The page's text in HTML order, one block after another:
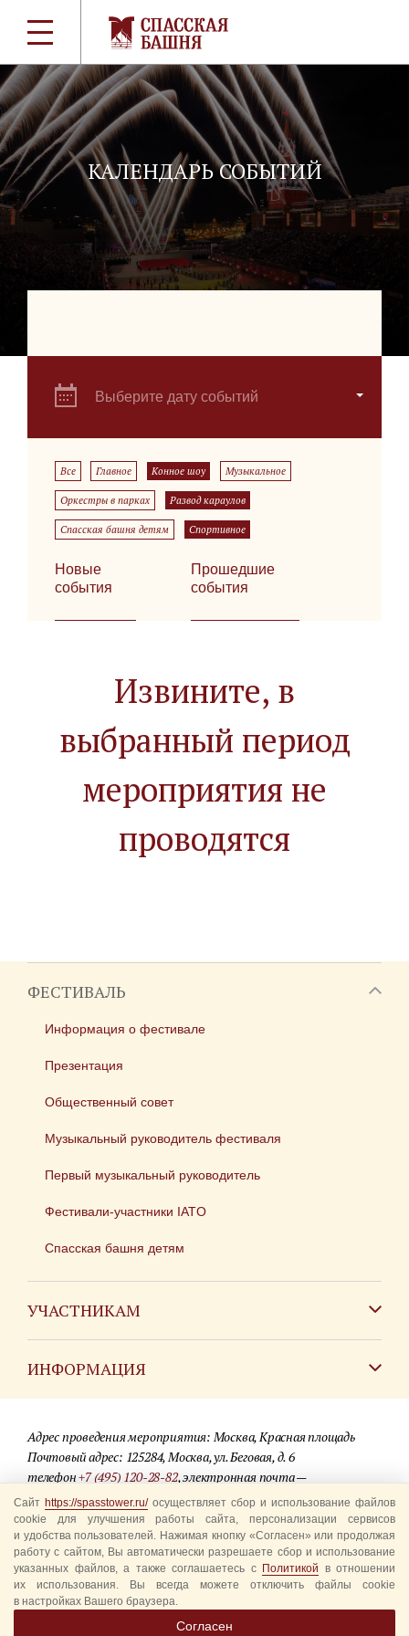
КАЛЕНДАРЬ СОБЫТИЙ
Выберите дату событий
Все Главное Конное шоу Музыкальное
Оркестры в парках Развод караулов
Спасская башня детям Спортивное
Новые
события
Прошедшие
события
Извините, в
выбранный период
мероприятия не
проводятся
ФЕСТИВАЛЬ
Информация о фестивале
Презентация
Общественный совет
Музыкальный руководитель фестиваля
Первый музыкальный руководитель
Фестивали-участники IATO
Спасская башня детям
УЧАСТНИКАМ
ИНФОРМАЦИЯ
Для СМИ
Где купить билеты
Акции
Вопрос-ответ
Правила посещения
Уполномоченные представители
Адрес проведения мероприятия: Москва, Красная площадь
Почтовый адрес: 125284, Москва, ул. Беговая, д. 6
телефон+7 (495) 120-28-82, электронная почта —
info@spasstower.ru
© 2009-2025 Официальный сайт фестиваля «Спасская башня»
Разработка сайта —студия «Сибирикс»
Сайт https://spasstower.ru/осуществляет сбор и использование файлов
cookie для улучшения работы сайта, персонализации сервисов
и удобства пользователей. Нажимая кнопку «Согласен» или продолжая
работу с сайтом, Вы автоматически разрешаете сбор и использование
указанных файлов, а также соглашаетесь с Политикой в отношении
их использования. Вы всегда можете отключить файлы cookie
в настройках Вашего браузера.
Согласен